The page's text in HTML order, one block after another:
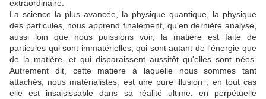
extraordinaire.
La science la plus avancée, la physique quantique, la physique
des particules, nous apprend finalement, qu'en dernière analyse,
aussi loin que nous puissions voir, la matière est faite de
particules qui sont immatérielles, qui sont autant de l'énergie que
de la matière, et qui disparaissent aussitôt qu'elles sont nées.
Autrement dit, cette matière à laquelle nous sommes tant
attachés, nous matérialistes, est une pure illusion ; en tout cas
elle est insaisissable dans sa réalité ultime, en perpétuelle